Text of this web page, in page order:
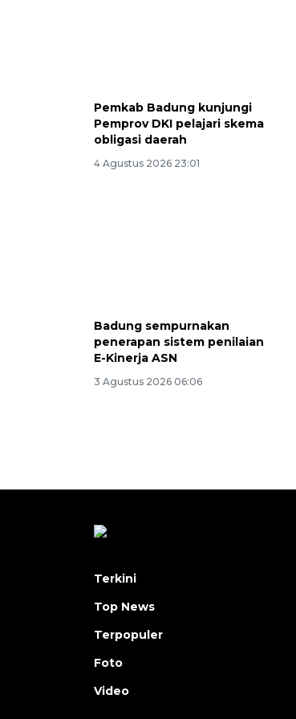
Pemkab Badung kunjungi
Pemprov DKI pelajari skema
obligasi daerah
4 Agustus 2026 23:01
Badung sempurnakan
penerapan sistem penilaian
E-Kinerja ASN
3 Agustus 2026 06:06
Terkini
Top News
Terpopuler
Foto
Video